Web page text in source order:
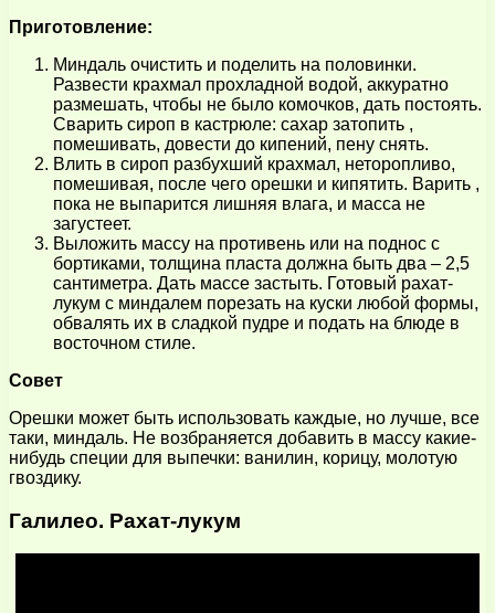
Приготовление:
Миндаль очистить и поделить на половинки.
Развести крахмал прохладной водой, аккуратно
размешать, чтобы не было комочков, дать постоять.
Сварить сироп в кастрюле: сахар затопить ,
помешивать, довести до кипений, пену снять.
Влить в сироп разбухший крахмал, неторопливо,
помешивая, после чего орешки и кипятить. Варить ,
пока не выпарится лишняя влага, и масса не
загустеет.
Выложить массу на противень или на поднос с
бортиками, толщина пласта должна быть два – 2,5
сантиметра. Дать массе застыть. Готовый рахат-
лукум с миндалем порезать на куски любой формы,
обвалять их в сладкой пудре и подать на блюде в
восточном стиле.
Совет
Орешки может быть использовать каждые, но лучше, все
таки, миндаль. Не возбраняется добавить в массу какие-
нибудь специи для выпечки: ванилин, корицу, молотую
гвоздику.
Галилео. Рахат-лукум